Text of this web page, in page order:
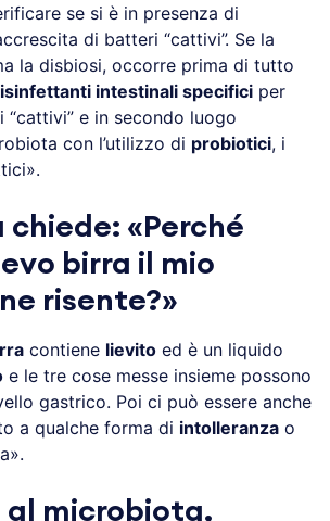
se si è in presenza di
di batteri “cattivi”. Se la
la disbiosi, occorre prima di tutto
intestinali specifici per
“cattivi” e in secondo luogo
con l’utilizzo di probiotici, i
«Perché
birra il mio
risente?»
contiene lievito ed è un liquido
e le tre cose messe insieme possono
gastrico. Poi ci può essere anche
a qualche forma di intolleranza o
al microbiota,